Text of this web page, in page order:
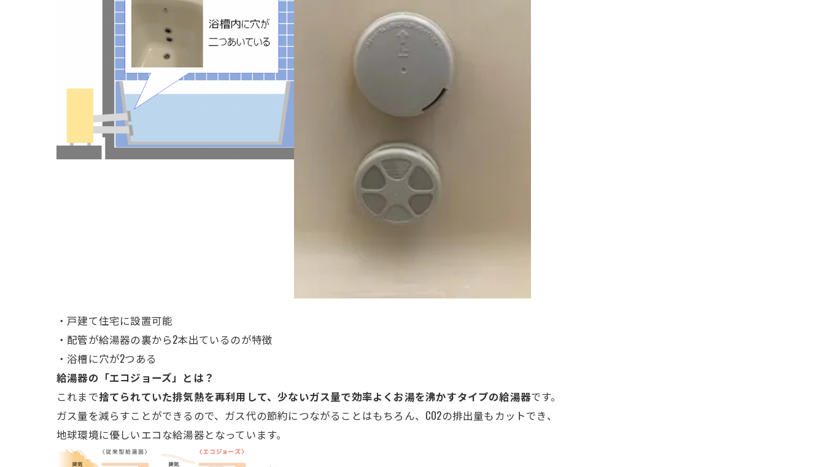
・戸建て住宅に設置可能
・配管が給湯器の裏から2本出ているのが特徴
・浴槽に穴が2つある
給湯器の「エコジョーズ」とは？
これまで捨てられていた排気熱を再利用して、少ないガス量で効率よくお湯を沸かすタイプの給湯器です。
ガス量を減らすことができるので、ガス代の節約につながることはもちろん、CO2の排出量もカットでき、
地球環境に優しいエコな給湯器となっています。